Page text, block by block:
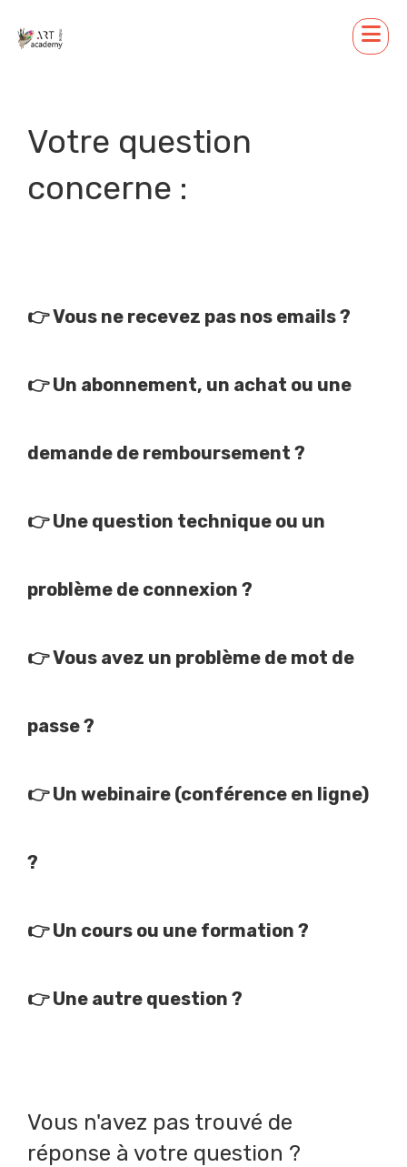
Votre question
concerne :
👉Vous ne recevez pas nos emails ?
👉Un abonnement, un achat ou une
demande de remboursement ?
👉Une question technique ou un
problème de connexion ?
👉Vous avez un problème de mot de
passe ?
👉Un webinaire (conférence en ligne)
?
👉Un cours ou une formation ?
👉Une autre question ?
Vous n'avez pas trouvé de
réponse à votre question ?